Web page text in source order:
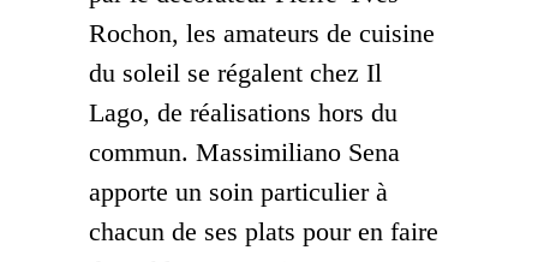
Rochon, les amateurs de cuisine
du soleil se régalent chez Il
Lago, de réalisations hors du
commun. Massimiliano Sena
apporte un soin particulier à
chacun de ses plats pour en faire